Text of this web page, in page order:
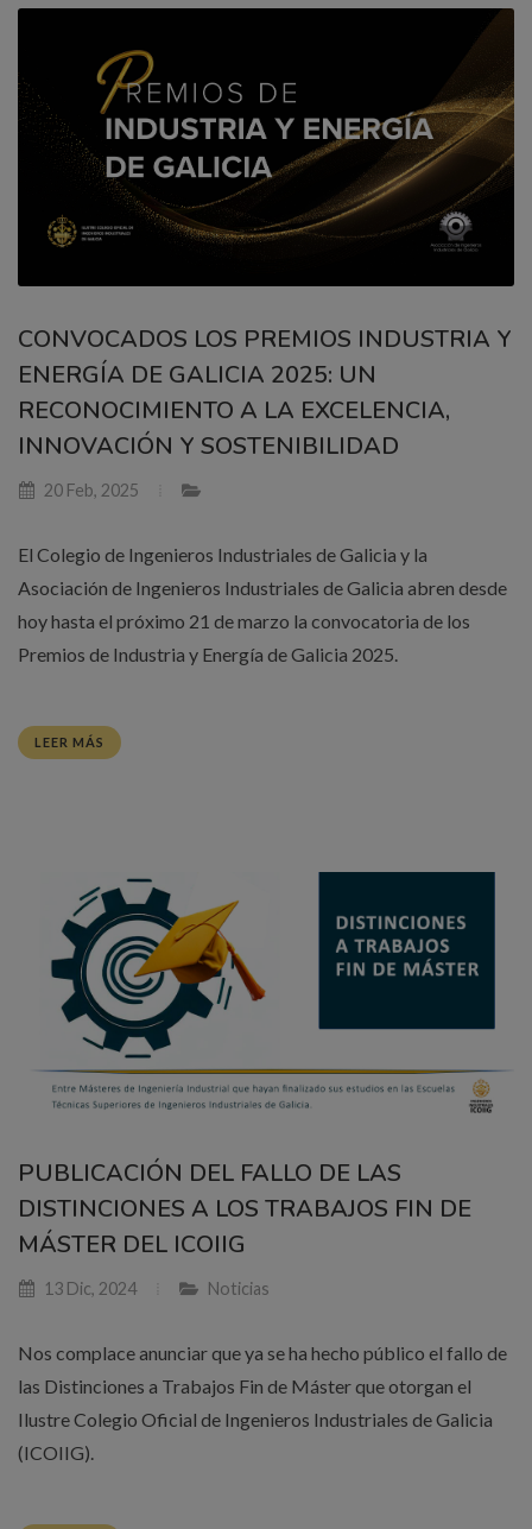
CONVOCADOS LOS PREMIOS INDUSTRIA Y
ENERGÍA DE GALICIA 2025: UN
RECONOCIMIENTO A LA EXCELENCIA,
INNOVACIÓN Y SOSTENIBILIDAD
20 Feb, 2025
El Colegio de Ingenieros Industriales de Galicia y la
Asociación de Ingenieros Industriales de Galicia abren desde
hoy hasta el próximo 21 de marzo la convocatoria de los
Premios de Industria y Energía de Galicia 2025.
LEER MÁS
PUBLICACIÓN DEL FALLO DE LAS
DISTINCIONES A LOS TRABAJOS FIN DE
MÁSTER DEL ICOIIG
13 Dic, 2024 Noticias
Nos complace anunciar que ya se ha hecho público el fallo de
las Distinciones a Trabajos Fin de Máster que otorgan el
Ilustre Colegio Oficial de Ingenieros Industriales de Galicia
(ICOIIG).